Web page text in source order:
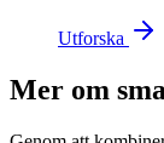
Utforska
Mer om